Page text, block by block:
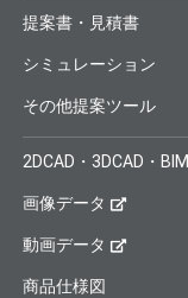
提案書・見積書
シミュレーション
その他提案ツール
2DCAD・3DCAD・BIM
画像データ
動画データ
商品仕様図